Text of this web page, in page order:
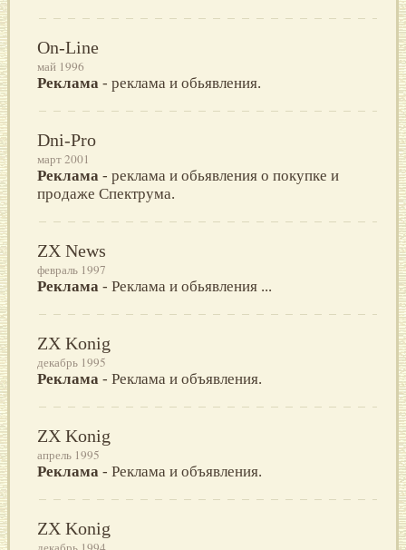
On-Line
май 1996
Реклама - реклама и обьявления.
Dni-Pro
март 2001
Реклама - реклама и обьявления о покупке и
продаже Спектрума.
ZX News
февраль 1997
Реклама - Реклама и обьявления ...
ZX Konig
декабрь 1995
Реклама - Реклама и объявления.
ZX Konig
апрель 1995
Реклама - Реклама и объявления.
ZX Konig